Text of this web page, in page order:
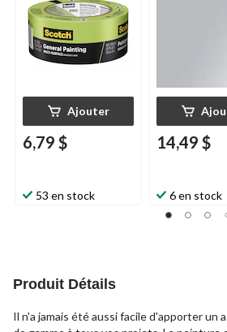
vg
Ajouter
6,79 $
53 en stock
14,49 $
6 en stock
Produit Détails
Il n'a jamais été aussi facile d'apporter un